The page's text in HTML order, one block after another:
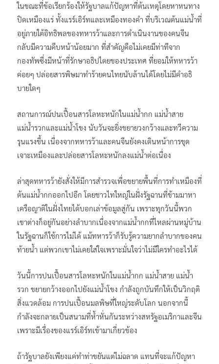
ในขณะที่ข้อเรียกร้องให้รัฐบาลแก้ปัญหาที่ต้นเหตุโดยหาหนทาง
ปิดเหมืองแร่ ทั้งแรร์เอิร์ทและเหมืองทองคำ ที่บริเวณต้นแม่น้ำที่
อยู่ภายใต้อิทธิพลของทหารว้าและการดำเนินงานของคนจีน
กลับมีความคืบหน้าน้อยมาก ที่สำคัญคือไม่เคยมีท่าทีจาก
กองทัพซึ่งมีหน้าที่รักษาอธิปไตยของประเทศ ที่ยอมให้ทหารว้า
ค่อยๆ ปล่อยสารพิษมาทำร้ายคนไทยนับล้านได้โดยไม่มีคำอธิ
บายใดๆ
สถานการณ์ปนเปื้อนสารโลหะหนักในแม่น้ำกก แม่น้ำสาย
แม่น้ำรวกและแม่น้ำโขง นับวันจะยิ่งขยายวงกว้างและทวีความ
รุนแรงขึ้น เนื่องจากทหารว้าและคนจีนยังคงเดินหน้าการขุด
เจาะเหมืองและปล่อยสารโลหะหนักลงแม่น้ำต่อเนื่อง
ล่าสุดทหารว้ายังสั่งให้มีการสำรวจเพื่อขยายพื้นที่การทำเหมืองที่
ต้นแม่น้ำกกออกไปอีก โดยชาวไทใหญ่ในฝั่งรัฐฉานที่ข้ามมาหา
เครือญาติในฝั่งไทยได้บอกเล่าข้อมูลสู่กัน เพราะทุกวันนี้พวก
เขาต่างก็อยู่กันอย่างลำบากเนื่องจากแม่น้ำกกที่ไหลผ่านหมู่บ้าน
ในรัฐฉานก็ใช้การไม่ได้ แม้ทหารว้าก็รับรู้ความยากลำบากของคน
ท้ายน้ำ แต่พวกเขาไม่เคยใส่ใจเพราะมั่นใจว่าไม่มีใครทำอะไรได้
วันนี้การปนเปื้อนสารโลหะหนักในแม่น้ำกก แม่น้ำสาย แม่น้ำ
รวก ขยายกว้างออกไปยังแม่น้ำโขง กำลังถูกบันทึกให้เป็นวิกฤติ
สิ่งแวดล้อม การปนเปื้อนมลพิษที่ใหญ่ระดับโลก นอกจากนี้
กำลังจะกลายเป็นสนามที่ห้ำหั่นกันระหว่างสหรัฐอเมริกาและจีน
เพราะมีเรื่องของแรร์เอิร์ทเข้ามาเกี่ยวข้อง
ถ้ารัฐบาลยังเพียงแค่ทำท่าขยันแต่ไม่ฉลาด แทนที่จะแก้ปัญหา